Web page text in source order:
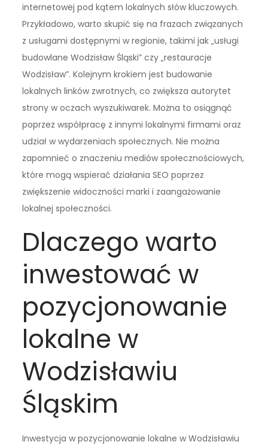
internetowej pod kątem lokalnych słów kluczowych.
Przykładowo, warto skupić się na frazach związanych
z usługami dostępnymi w regionie, takimi jak „usługi
budowlane Wodzisław Śląski” czy „restauracje
Wodzisław”. Kolejnym krokiem jest budowanie
lokalnych linków zwrotnych, co zwiększa autorytet
strony w oczach wyszukiwarek. Można to osiągnąć
poprzez współpracę z innymi lokalnymi firmami oraz
udział w wydarzeniach społecznych. Nie można
zapomnieć o znaczeniu mediów społecznościowych,
które mogą wspierać działania SEO poprzez
zwiększenie widoczności marki i zaangażowanie
lokalnej społeczności.
Dlaczego warto
inwestować w
pozycjonowanie
lokalne w
Wodzisławiu
Śląskim
Inwestycja w pozycjonowanie lokalne w Wodzisławiu